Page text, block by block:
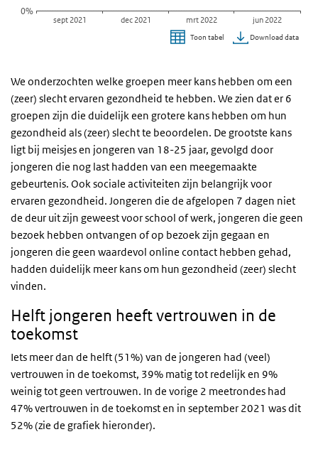
0%
sept 2021 dec 2021 mrt 2022 jun 2022
Toon tabel Download data
We onderzochten welke groepen meer kans hebben om een
(zeer) slecht ervaren gezondheid te hebben. We zien dat er 6
groepen zijn die duidelijk een grotere kans hebben om hun
gezondheid als (zeer) slecht te beoordelen. De grootste kans
ligt bij meisjes en jongeren van 18-25 jaar, gevolgd door
jongeren die nog last hadden van een meegemaakte
gebeurtenis. Ook sociale activiteiten zijn belangrijk voor
ervaren gezondheid. Jongeren die de afgelopen 7 dagen niet
de deur uit zijn geweest voor school of werk, jongeren die geen
bezoek hebben ontvangen of op bezoek zijn gegaan en
jongeren die geen waardevol online contact hebben gehad,
hadden duidelijk meer kans om hun gezondheid (zeer) slecht
vinden.
Helft jongeren heeft vertrouwen in de
toekomst
Iets meer dan de helft (51%) van de jongeren had (veel)
vertrouwen in de toekomst, 39% matig tot redelijk en 9%
weinig tot geen vertrouwen. In de vorige 2 meetrondes had
47% vertrouwen in de toekomst en in september 2021 was dit
52% (zie de grafiek hieronder).